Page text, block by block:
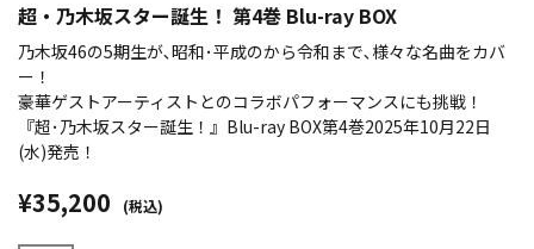
超・乃木坂スター誕生！ 第4巻 Blu-ray BOX
乃木坂46の5期生が､昭和･平成のから令和まで､様々な名曲をカバ
ー！
豪華ゲストアーティストとのコラボパフォーマンスにも挑戦！
『超･乃木坂スター誕生！』Blu-ray BOX第4巻2025年10月22日
(水)発売！
¥35,200 (税込)